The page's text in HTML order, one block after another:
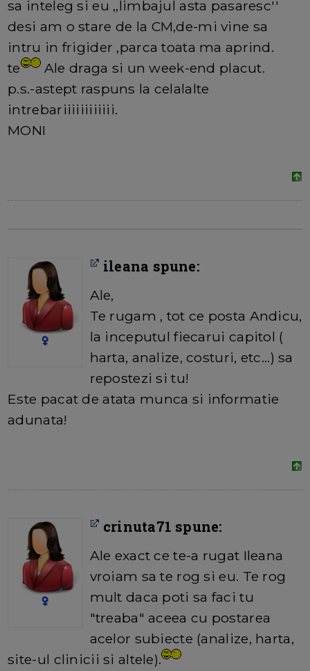
sa inteleg si eu ,,limbajul asta pasaresc''
desi am o stare de la CM,de-mi vine sa
intru in frigider ,parca toata ma aprind.
te
Ale draga si un week-end placut.
p.s.-astept raspuns la celalalte
intrebariiiiiiiiiiii.
MONI
ileana spune:
Ale,
Te rugam , tot ce posta Andicu,
la inceputul fiecarui capitol (
harta, analize, costuri, etc...) sa
repostezi si tu!
Este pacat de atata munca si informatie
adunata!
crinuta71 spune:
Ale exact ce te-a rugat Ileana
vroiam sa te rog si eu. Te rog
mult daca poti sa faci tu
"treaba" aceea cu postarea
acelor subiecte (analize, harta,
site-ul clinicii si altele).